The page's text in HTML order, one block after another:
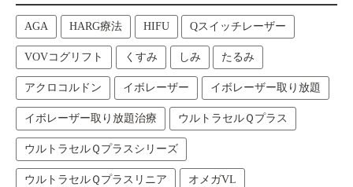
AGA HARG療法 HIFU Qスイッチレーザー
VOVコグリフト くすみ しみ たるみ
アクロコルドン イボレーザー イボレーザー取り放題
イボレーザー取り放題治療 ウルトラセルＱプラス
ウルトラセルＱプラスシリーズ
ウルトラセルＱプラスリニア オメガVL